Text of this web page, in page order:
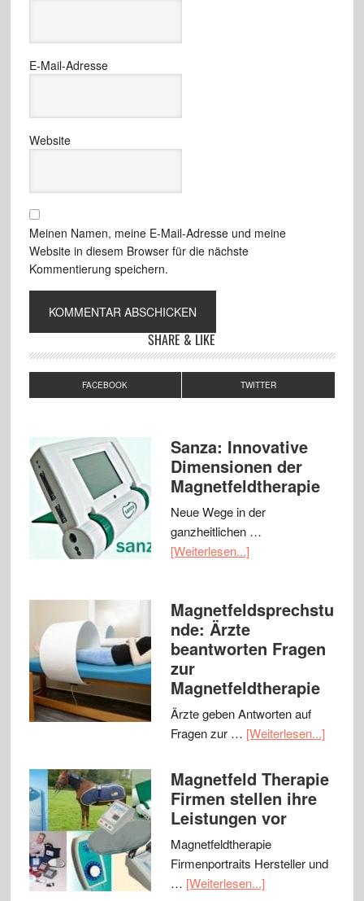
E-Mail-Adresse
Website
Meinen Namen, meine E-Mail-Adresse und meine
Website in diesem Browser für die nächste
Kommentierung speichern.
SHARE & LIKE
FACEBOOK TWITTER
Sanza: Innovative
Dimensionen der
Magnetfeldtherapie
Neue Wege in der
ganzheitlichen …
[Weiterlesen...]
Magnetfeldsprechstu
nde: Ärzte
beantworten Fragen
zur
Magnetfeldtherapie
Ärzte geben Antworten auf
Fragen zur … [Weiterlesen...]
Magnetfeld Therapie
Firmen stellen ihre
Leistungen vor
Magnetfeldtherapie
Firmenportraits Hersteller und
… [Weiterlesen...]